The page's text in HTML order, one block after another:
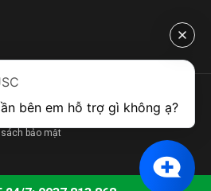
sách bảo mật
bên em hỗ trợ gì không ạ?